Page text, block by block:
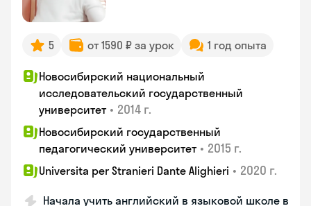
5 от 1590 ₽ за урок 1 год опыта
Новосибирский национальный
исследовательский государственный
университет • 2014 г.
Новосибирский государственный
педагогический университет • 2015 г.
Universita per Stranieri Dante Alighieri • 2020 г.
Начала учить английский в языковой школе в